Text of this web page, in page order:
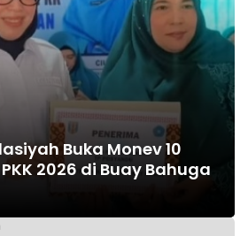
Buka Monev 10
2026 di Buay Bahuga